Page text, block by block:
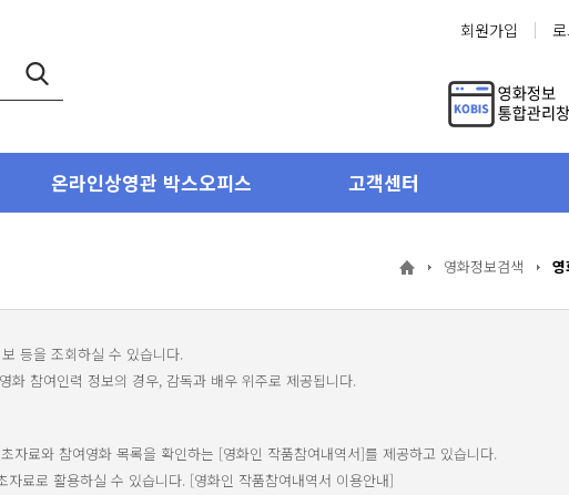
회원가입
온라인상영관 박스오피스 고객센터
영화정보검색
등을 조회하실 수 있습니다.
화 참여인력 정보의 경우, 감독과 배우 위주로 제공됩니다.
료와 참여영화 목록을 확인하는 [영화인 작품참여내역서]를 제공하고 있습니다.
자료로 활용하실 수 있습니다. [영화인 작품참여내역서 이용안내]